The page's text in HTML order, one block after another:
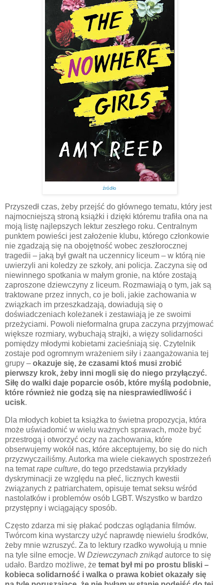
źródło
Przyszedł czas, żeby przejść do głównego tematu, który jest
najmocniejszą stroną książki i dzięki któremu trafiła ona na
moją listę najlepszych lektur zeszłego roku. Centralnym
punktem powieści jest założenie klubu, którego członkowie
nie zgadzają się na obojętność wobec zeszłorocznej
tragedii – jaką był gwałt na uczennicy liceum – w którą nie
uwierzyli ani koledzy ze szkoły, ani policja. Zaczyna się od
niewinnego spotkania w małym gronie, na które zostają
zaproszone dziewczyny z liceum. Rozmawiają o tym, jak są
traktowane przez innych, co je boli, jakie zachowania w
związkach im przeszkadzają, dowiadują się o
doświadczeniach koleżanek i zestawiają je ze swoimi
przeżyciami. Powoli nieformalna grupa zaczyna przyjmować
większe rozmiary, wybuchają strajki, a więzy solidarności
pomiędzy młodymi kobietami zacieśniają się. Czytelnik
zostaje pod ogromnym wrażeniem siły i zaangażowania tej
grupy – okazuje się, że czasami ktoś musi zrobić
pierwszy krok, żeby inni mogli się do niego przyłączyć.
Siłę do walki daje poparcie osób, które myślą podobnie,
które również nie godzą się na niesprawiedliwość i
ucisk.
Dla młodych kobiet ta książka to świetna propozycja, która
może uświadomić w wielu ważnych sprawach, może być
przestrogą i otworzyć oczy na zachowania, które
obserwujemy wokół nas, które akceptujemy, bo się do nich
przyzwyczailiśmy. Autorka ma wiele ciekawych spostrzeżeń
na tematrape culture, do tego przedstawia przykłady
dyskryminacji ze względu na płeć, licznych kwestii
związanych z patriarchatem, opisuje temat seksu wśród
nastolatków i problemów osób LGBT. Wszystko w bardzo
przystępny i wciągający sposób.
Często zdarza mi się płakać podczas oglądania filmów.
Twórcom kina wystarczy użyć naprawdę niewielu środków,
żeby mnie wzruszyć. Za to lektury rzadko wywołują u mnie
na tyle silne emocje. W Dziewczynach znikądautorce to się
udało. Bardzo możliwe, że temat był mi po prostu bliski –
kobieca solidarność i walka o prawa kobiet okazały się